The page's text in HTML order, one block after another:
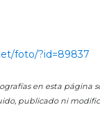
foto/?id=89837
en esta página
publicado ni